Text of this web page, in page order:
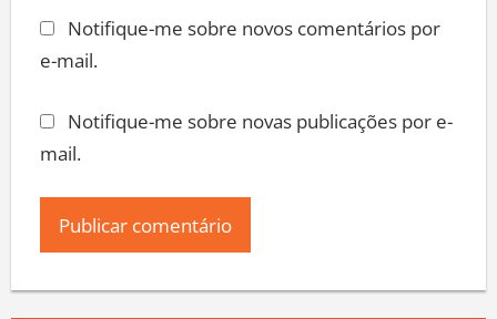
Notifique-me sobre novos comentários por
e-mail.
Notifique-me sobre novas publicações por e-
mail.